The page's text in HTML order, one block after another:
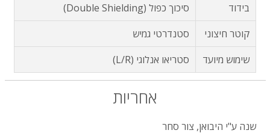
בידוד
סיכוך כפול (Double Shielding)
קוטר חיצוני
סטנדרטי גמיש
שימוש מיועד
סטריאו אנלוגי (L/R)
אחריות
שנה ע"י היבואן, צור סחר